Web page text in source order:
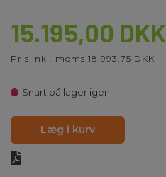
15.195,00 DKK
Pris inkl. moms 18.993,75 DKK
Snart på lager igen
Læg i kurv